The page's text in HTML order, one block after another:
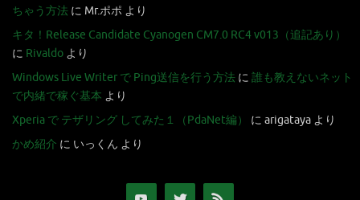
ちゃう方法 に Mr.ポポ より
キタ！Release Candidate Cyanogen CM7.0 RC4 v013（追記あり）
に Rivaldo より
Windows Live Writer で Ping送信を行う方法 に 誰も教えないネット
で内緒で稼ぐ基本 より
Xperia で テザリング してみた１（PdaNet編）
に arigataya より
かめ紹介 に いっくん より